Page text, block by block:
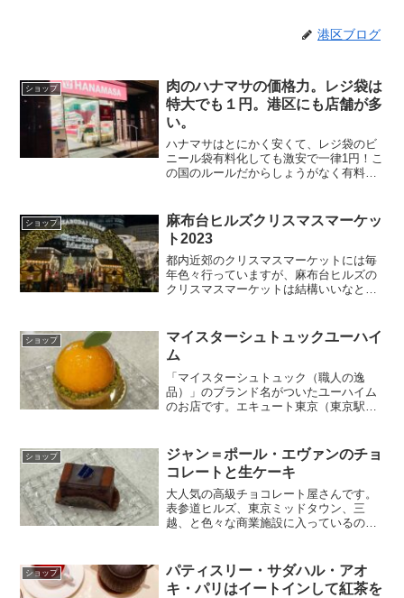
港区ブログ
ショップ
肉のハナマサの価格力。レジ袋は
特大でも１円。港区にも店舗が多
い。
ハナマサはとにかく安くて、レジ袋のビ
ニール袋有料化しても激安で一律1円！こ
の国のルールだからしょうがなく有料化
も多分使わないですね笑ところで、ハナ
マサの商品で一番衝...
ショップ
麻布台ヒルズクリスマスマーケッ
ト2023
都内近郊のクリスマスマーケットには毎
年色々行っていますが、麻布台ヒルズの
クリスマスマーケットは結構いいなと思
す。そして何よりも飲食店のご飯がとて
も美味しいです。一般的な...
ショップ
マイスターシュトュックユーハイ
ム
「マイスターシュトュック（職人の逸
品）」のブランド名がついたユーハイム
のお店です。エキュート東京（東京駅グ
タなどエキナカ施設で「今こそLemonフ
ェア」を開催してい...
ショップ
ジャン＝ポール・エヴァンのチョ
コレートと生ケーキ
大人気の高級チョコレート屋さんです。
表参道ヒルズ、東京ミッドタウン、三
越、と色々な商業施設に入っているの
は嬉しいです。通常こういうお店は出店
している商業施設が偏っている...
ショップ
パティスリー・サダハル・アオ
キ・パリはイートインして紅茶を